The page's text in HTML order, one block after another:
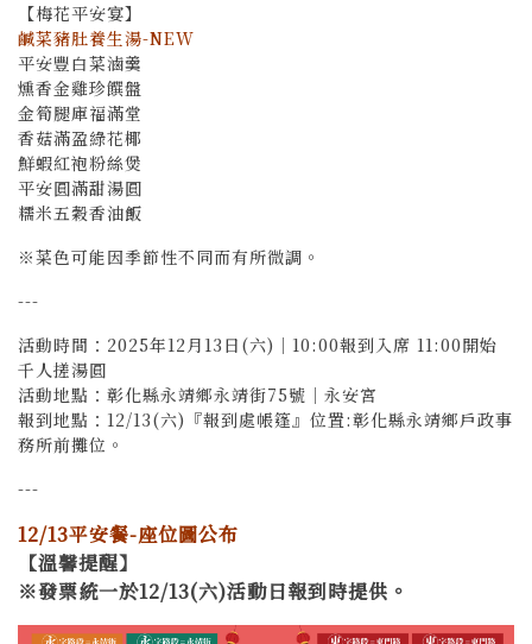
【梅花平安宴】
鹹菜豬肚養生湯-NEW
平安豐白菜滷羹
燻香金雞珍饌盤
金筍腿庫福滿堂
香菇滿盈綠花椰
鮮蝦紅袍粉絲煲
平安圓滿甜湯圓
糯米五穀香油飯
※菜色可能因季節性不同而有所微調。
---
活動時間：2025年12月13日(六)│10:00報到入席 11:00開始
千人搓湯圓
活動地點：彰化縣永靖鄉永靖街75號│永安宮
報到地點：12/13(六)『報到處帳篷』位置:彰化縣永靖鄉戶政事
務所前攤位。
---
12/13平安餐-座位圖公布
【溫馨提醒】
※發票統一於12/13(六)活動日報到時提供。